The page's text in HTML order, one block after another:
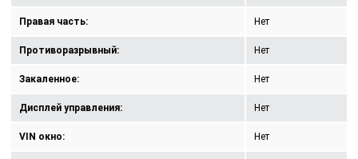
Правая часть: Нет
Противоразрывный: Нет
Закаленное: Нет
Дисплей управления: Нет
VIN окно: Нет